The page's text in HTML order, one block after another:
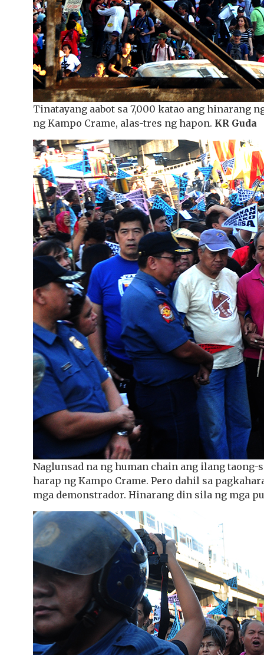
Tinatayang aabot sa 7,000 katao ang hinarang
ng Kampo Crame, alas-tres ng hapon. KR Guda
Naglunsad na ng human chain ang ilang
harap ng Kampo Crame. Pero dahil sa
mga demonstrador. Hinarang din sila ng mga